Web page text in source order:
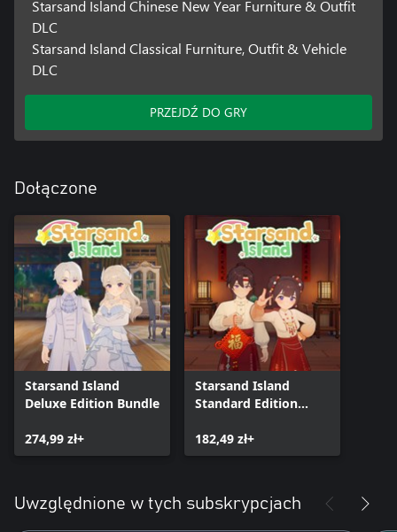
Starsand Island Chinese New Year Furniture & Outfit
DLC
Starsand Island Classical Furniture, Outfit & Vehicle
DLC
PRZEJDŹ DO GRY
Dołączone
Starsand Island
Deluxe Edition Bundle
274,99 zł+
Starsand Island
Standard Edition
182,49 zł+
Uwzględnione w tych subskrypcjach